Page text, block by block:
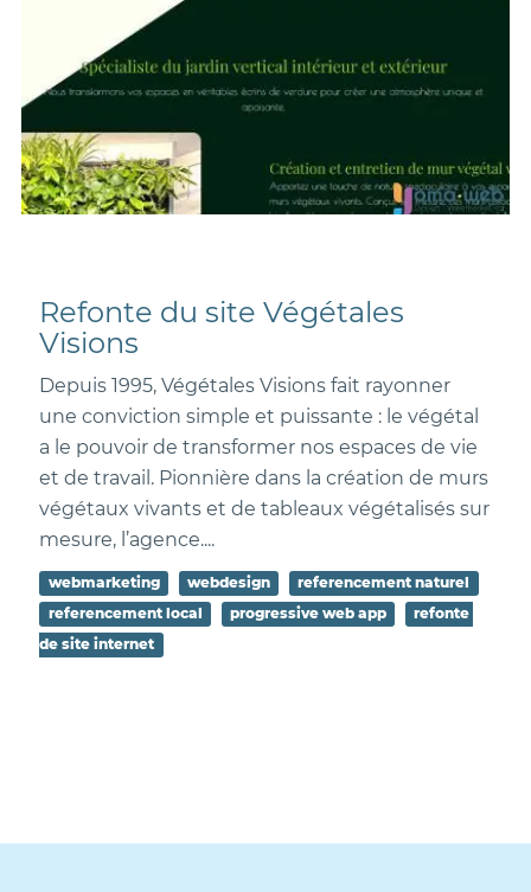
Refonte du site Végétales
Visions
Depuis 1995, Végétales Visions fait rayonner
une conviction simple et puissante : le végétal
a le pouvoir de transformer nos espaces de vie
et de travail. Pionnière dans la création de murs
végétaux vivants et de tableaux végétalisés sur
mesure, l’agence....
webmarketing webdesign
referencement naturel
referencement local
progressive web app
refonte
de site internet